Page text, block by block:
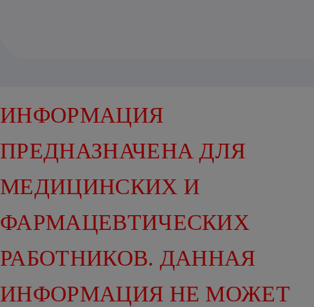
ИНФОРМАЦИЯ
ПРЕДНАЗНАЧЕНА ДЛЯ
МЕДИЦИНСКИХ И
ФАРМАЦЕВТИЧЕСКИХ
РАБОТНИКОВ. ДАННАЯ
ИНФОРМАЦИЯ НЕ МОЖЕТ